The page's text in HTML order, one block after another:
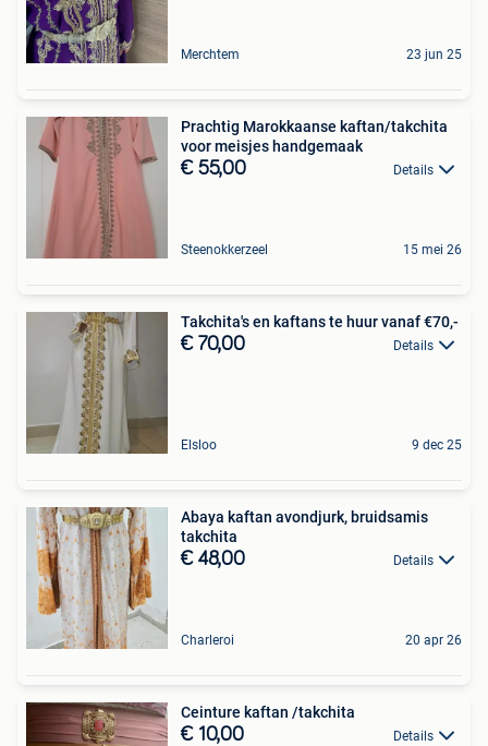
Merchtem 23 jun 25
Prachtig Marokkaanse kaftan/takchita
voor meisjes handgemaak
€ 55,00 Details
Steenokkerzeel 15 mei 26
Takchita's en kaftans te huur vanaf €70,-
€ 70,00 Details
Elsloo 9 dec 25
Abaya kaftan avondjurk, bruidsamis
takchita
€ 48,00 Details
Charleroi 20 apr 26
Ceinture kaftan /takchita
€ 10,00 Details